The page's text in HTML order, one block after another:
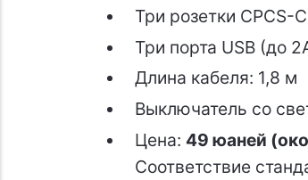
Три розетки CPCS-
Три порта USB (до
Длина кабеля: 1,8 м
Выключатель со
Цена: 49 юаней
Соответствие